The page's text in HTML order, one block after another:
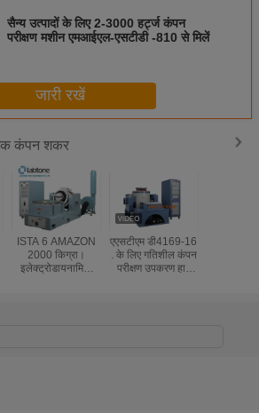
सैन्य उत्पादों के लिए 2-3000 हर्ट्ज कंपन
परीक्षण मशीन एमआईएल-एसटीडी -810 से मिलें
जारी रखें
कंपन शकर
ISTA 6 AMAZON
2000 किग्रा।
इलेक्ट्रोडायनामिक
एएसटीएम डी4169-16
. के लिए गतिशील कंपन
परीक्षण उपकरण हाई